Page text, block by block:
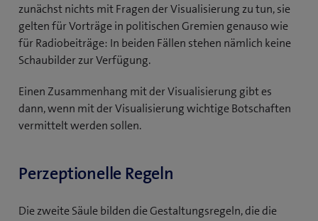
zunächst nichts mit Fragen der Visualisierung zu tun, sie
gelten für Vorträge in politischen Gremien genauso wie
für Radiobeiträge: In beiden Fällen stehen nämlich keine
Schaubilder zur Verfügung.
Einen Zusammenhang mit der Visualisierung gibt es
dann, wenn mit der Visualisierung wichtige Botschaften
vermittelt werden sollen.
Perzeptionelle Regeln
Die zweite Säule bilden die Gestaltungsregeln, die die